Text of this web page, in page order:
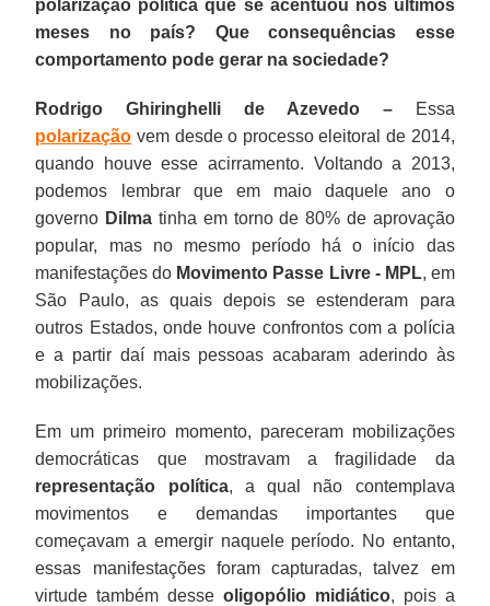
polarização política que se acentuou nos últimos
meses no país? Que consequências esse
comportamento pode gerar na sociedade?
Rodrigo Ghiringhelli de Azevedo –Essa
polarização vem desde o processo eleitoral de 2014,
quando houve esse acirramento. Voltando a 2013,
podemos lembrar que em maio daquele ano o
governo Dilma tinha em torno de 80% de aprovação
popular, mas no mesmo período há o início das
manifestações do Movimento Passe Livre - MPL, em
São Paulo, as quais depois se estenderam para
outros Estados, onde houve confrontos com a polícia
e a partir daí mais pessoas acabaram aderindo às
mobilizações.
Em um primeiro momento, pareceram mobilizações
democráticas que mostravam a fragilidade da
representação política, a qual não contemplava
movimentos e demandas importantes que
começavam a emergir naquele período. No entanto,
essas manifestações foram capturadas, talvez em
virtude também desse oligopólio midiático, pois a